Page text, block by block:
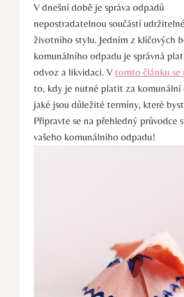
V dnešní době je správa odpadů
nepostradatelnou součástí
životního stylu. Jedním z klíčových
komunálního odpadu je správná
odvoz a likvidaci. V tomto článku se
to, kdy je nutné platit za komunální
jaké jsou důležité termíny, které
Připravte se na přehledný průvodce
vašeho komunálního odpadu!